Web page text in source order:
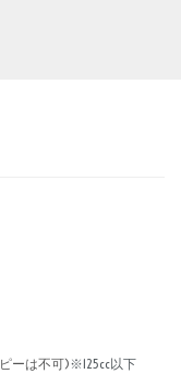
ーは不可)※125cc以下